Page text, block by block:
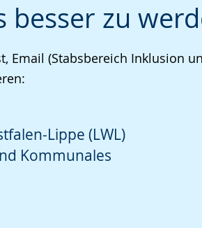
besser zu
Email (Stabsbereich Inklusion
Lippe (LWL)
Kommunales